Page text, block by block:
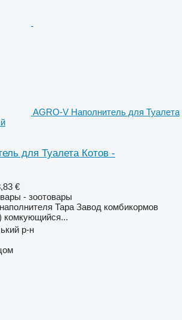
AGRO-V Наполнитель для Туалета
для Туалета Котов -
€
- зоотовары
Тара Завод комбикормов
комкующийся...
р-н